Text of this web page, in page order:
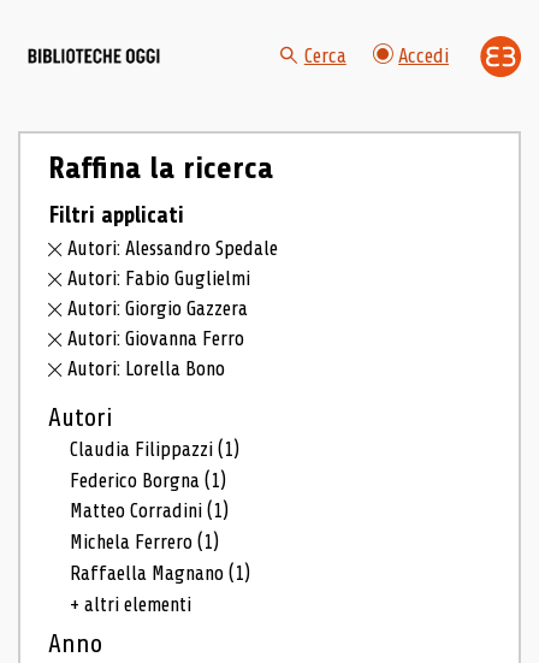
Cerca Accedi
Raffina la ricerca
Filtri applicati
Autori: Alessandro Spedale
Autori: Fabio Guglielmi
Autori: Giorgio Gazzera
Autori: Giovanna Ferro
Autori: Lorella Bono
Autori
Claudia Filippazzi(1)
Federico Borgna(1)
Matteo Corradini(1)
Michela Ferrero(1)
Raffaella Magnano(1)
+ altri elementi
Anno